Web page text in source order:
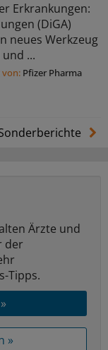
Erkrankungen:
(DiGA)
neues Werkzeug
...
Pfizer Pharma
Ärzte und
der
Tipps.
»